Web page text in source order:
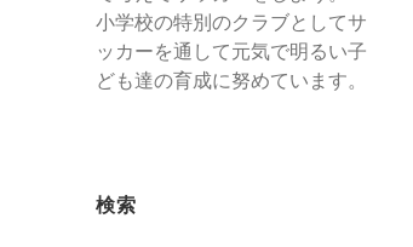
小学校の特別のクラブとしてサ
ッカーを通して元気で明るい子
ども達の育成に努めています。
検索